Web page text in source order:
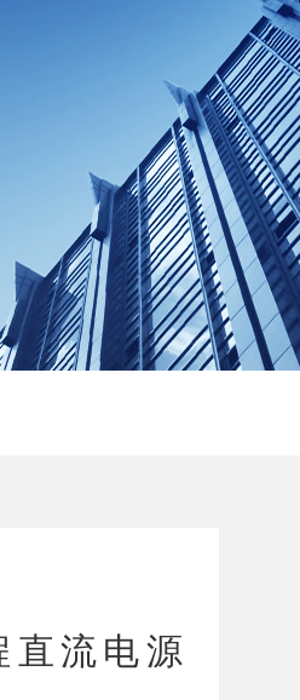
直流电源